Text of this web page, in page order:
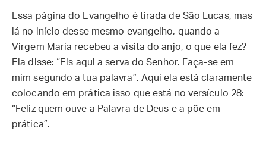
Essa página do Evangelho é tirada de São Lucas, mas
lá no início desse mesmo evangelho, quando a
Virgem Maria recebeu a visita do anjo, o que ela fez?
Ela disse: “Eis aqui a serva do Senhor. Faça-se em
mim segundo a tua palavra”. Aqui ela está claramente
colocando em prática isso que está no versículo 28:
“Feliz quem ouve a Palavra de Deus e a põe em
prática”.